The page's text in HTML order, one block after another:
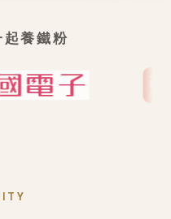
養鐵粉